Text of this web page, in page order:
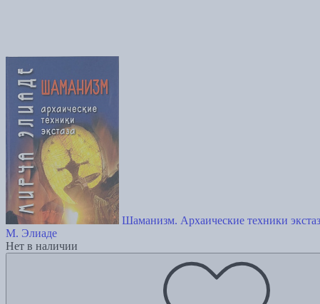
Шаманизм. Архаические техники
М. Элиаде
Нет в наличии